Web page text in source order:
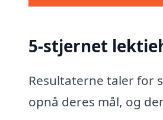
5-stjernet
Resultaterne taler for
opnå deres mål, og